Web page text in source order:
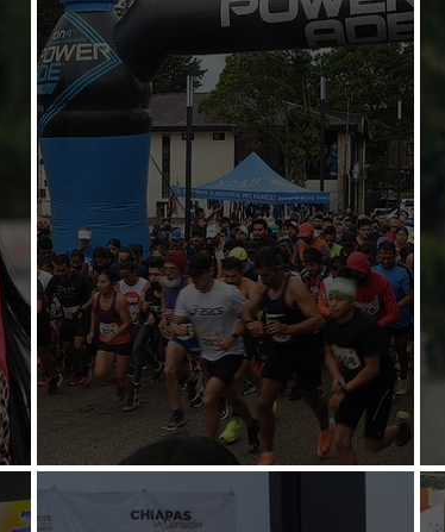
Se presentan en San Cristóbal